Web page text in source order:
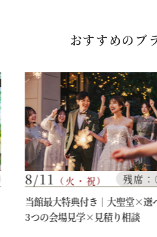
おすすめのブ
8/11 （火・祝）
残席
当館最大特典付き｜大聖堂×選
3つの会場見学×見積り相談